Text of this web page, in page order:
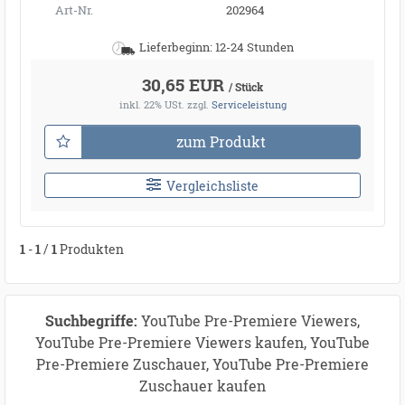
Art-Nr. 202964
Lieferbeginn: 12-24 Stunden
30,65 EUR / Stück
inkl. 22% USt. zzgl. Serviceleistung
zum Produkt
Vergleichsliste
1 -1/ 1Produkten
Suchbegriffe: YouTube Pre-Premiere Viewers,
YouTube Pre-Premiere Viewers kaufen, YouTube
Pre-Premiere Zuschauer, YouTube Pre-Premiere
Zuschauer kaufen